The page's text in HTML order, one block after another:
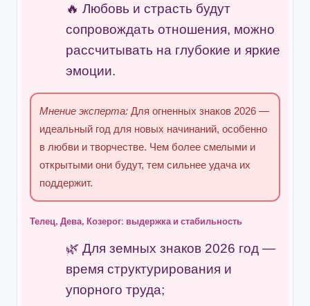
Любовь и страсть будут
сопровождать отношения, можно
рассчитывать на глубокие и яркие
эмоции.
Мнение эксперта: Для огненных знаков 2026 —
идеальный год для новых начинаний, особенно
в любви и творчестве. Чем более смелыми и
открытыми они будут, тем сильнее удача их
поддержит.
Телец, Дева, Козерог: выдержка и стабильность
Для земных знаков 2026 год —
время структурирования и
упорного труда;